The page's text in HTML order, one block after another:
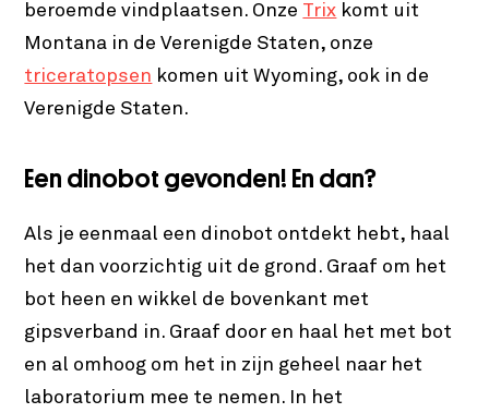
beroemde vindplaatsen. Onze Trix komt uit
Montana in de Verenigde Staten, onze
triceratopsen komen uit Wyoming, ook in de
Verenigde Staten.
Een dinobot gevonden! En dan?
Als je eenmaal een dinobot ontdekt hebt, haal
het dan voorzichtig uit de grond. Graaf om het
bot heen en wikkel de bovenkant met
gipsverband in. Graaf door en haal het met bot
en al omhoog om het in zijn geheel naar het
laboratorium mee te nemen. In het